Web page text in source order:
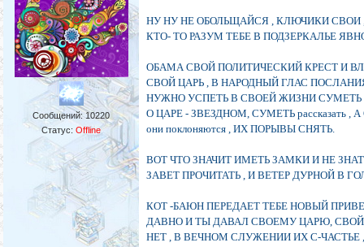
Сообщений:10220
Статус:Offline
НУ НУ НЕ ОБОЛЬЩАЙСЯ , КЛЮЧИКИ СВОИ
КТО- ТО РАЗУМ ТЕБЕ В ПОДЗЕРКАЛЬЕ
ОБАМА СВОЙ ПОЛИТИЧЕСКИЙ КРЕСТ И
СВОЙ ЦАРЬ , В НАРОДНЫЙ ГЛАС
НУЖНО УСПЕТЬ В СВОЕЙ ЖИЗНИ СУМЕТЬ
О ЦАРЕ - ЗВЕЗДНОМ, СУМЕТЬ рассказать ,
они поклоняются , ИХ ПОРЫВЫ СНЯТЬ.
ВОТ ЧТО ЗНАЧИТ ИМЕТЬ ЗАМКИ И НЕ
ЗАВЕТ ПРОЧИТАТЬ , И ВЕТЕР ДУРНОЙ В
КОТ -БАЮН ПЕРЕДАЕТ ТЕБЕ НОВЫЙ
ДАВНО И ТЫ ДАВАЛ СВОЕМУ ЦАРЮ,
НЕТ , В ВЕЧНОМ СЛУЖЕНИИ ИХ С-